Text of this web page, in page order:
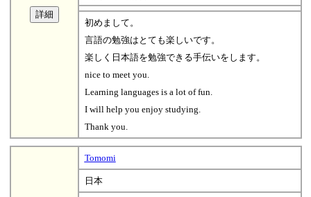
初めまして。
言語の勉強はとても楽しいです。
楽しく日本語を勉強できる手伝いをします。
nice to meet you.
Learning languages is a lot of fun.
I will help you enjoy studying.
Thank you.
Tomomi
日本